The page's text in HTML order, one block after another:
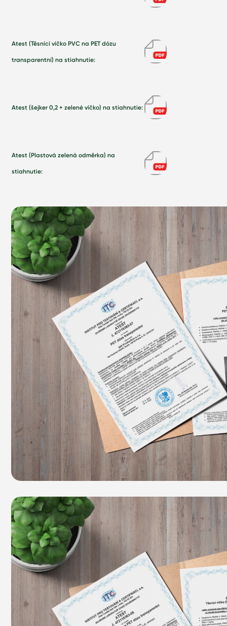
Atest (Těsnící víčko PVC na PET dózu
transparentní) na stiahnutie:
Atest (šejker 0,2 + zelené víčko) na stiahnutie:
Atest (Plastová zelená odměrka) na
stiahnutie: